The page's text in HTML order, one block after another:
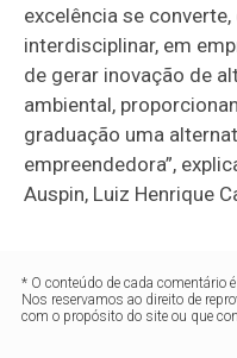
excelência se
interdisciplinar, em
de gerar inovação de
ambiental,
graduação uma
empreendedora”,
Auspin, Luiz Henrique
* O conteúdo de cada comentário
Nos reservamos ao direito de
com o propósito do site ou que